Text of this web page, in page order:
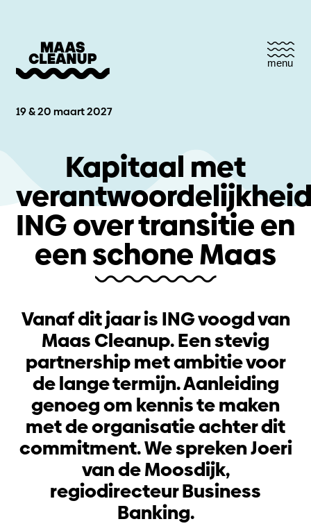
menu
19 & 20 maart 2027
Kapitaal met
ING over transitie en
een schone Maas
Vanaf dit jaar is ING voogd van
Maas Cleanup. Een stevig
partnership met ambitie voor
de lange termijn. Aanleiding
genoeg om kennis te maken
met de organisatie achter dit
commitment. We spreken Joeri
van de Moosdijk,
regiodirecteur Business
Banking.